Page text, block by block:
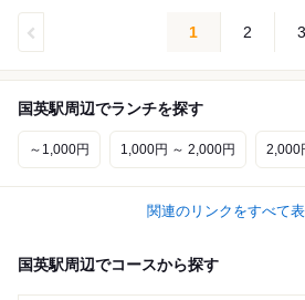
1 2 3
国英駅周辺でランチを探す
～1,000円 1,000円 ～ 2,000円 2,000
関連のリンクをすべて
国英駅周辺でコースから探す